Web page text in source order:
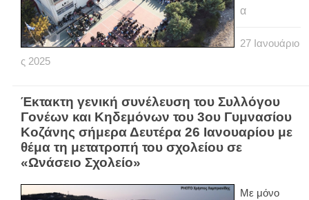
α
27 Ιανουάριο
ς 2025
Έκτακτη γενική συνέλευση του Συλλόγου
Γονέων και Κηδεμόνων του 3ου Γυμνασίου
Κοζάνης σήμερα Δευτέρα 26 Ιανουαρίου με
θέμα τη μετατροπή του σχολείου σε
«Ωνάσειο Σχολείο»
Με μόνο